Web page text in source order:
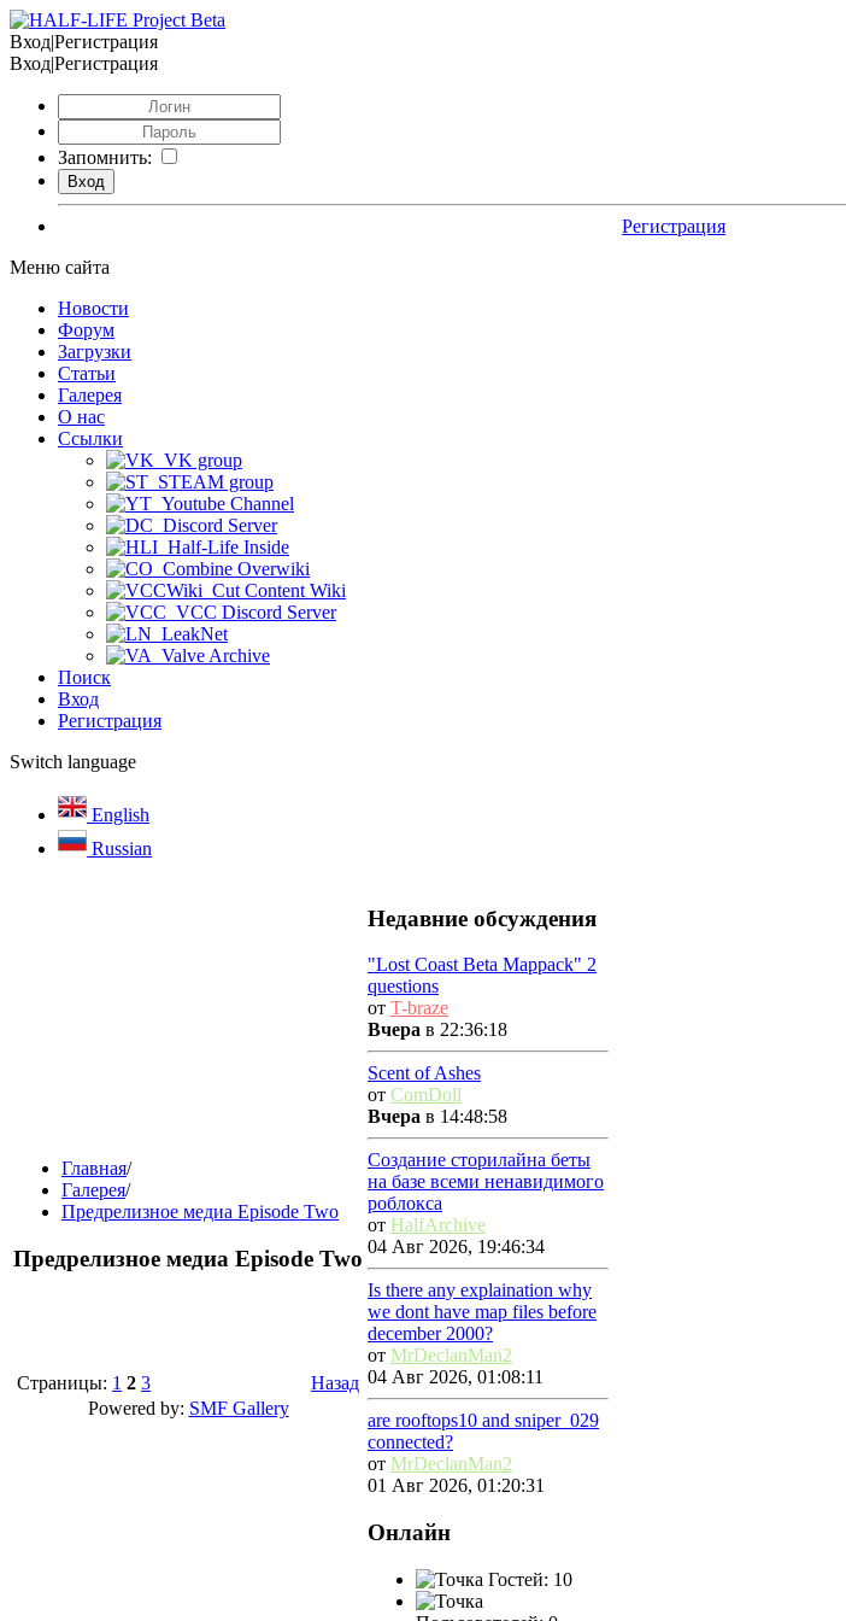
Вход|Регистрация
Вход|Регистрация
Запомнить:
Регистрация
Меню сайта
Новости
Форум
Загрузки
Статьи
Галерея
О нас
Ссылки
VK group
STEAM group
Youtube Channel
Discord Server
Half-Life Inside
Combine Overwiki
Cut Content Wiki
VCC Discord Server
LeakNet
Valve Archive
Поиск
Вход
Регистрация
Switch language
English
Russian
Главная/
Галерея/
Предрелизное медиа Episode Two
Предрелизное медиа Episode Two
Страницы: 1 2 3
Назад
Powered by: SMF Gallery
Недавние обсуждения
"Lost Coast Beta Mappack" 2
questions
от T-braze
Вчера в 22:36:18
Scent of Ashes
от ComDoll
Вчера в 14:48:58
Создание сторилайна беты
на базе всеми ненавидимого
роблокса
от HalfArchive
04 Авг 2026, 19:46:34
Is there any explaination why
we dont have map files before
december 2000?
от MrDeclanMan2
04 Авг 2026, 01:08:11
are rooftops10 and sniper_029
connected?
от MrDeclanMan2
01 Авг 2026, 01:20:31
Онлайн
Гостей: 10